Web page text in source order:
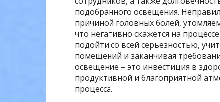
подобранного освещения.
причиной головных болей,
что негативно скажется на
подойти со всей серьезностью,
помещений и заканчивая
освещение – это инвестиция в
продуктивной и благоприятной
процесса.